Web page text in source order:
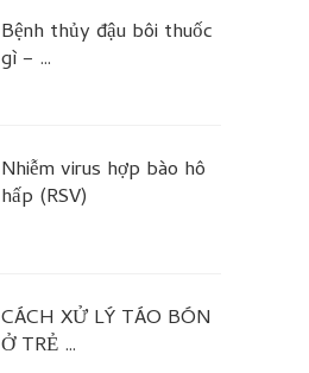
Bệnh thủy đậu bôi thuốc
gì – …
Nhiễm virus hợp bào hô
hấp (RSV)
CÁCH XỬ LÝ TÁO BÓN
Ở TRẺ …